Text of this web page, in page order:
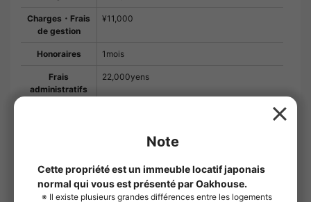
Charges・Frais
de gestion
¥11,000
Honoraires 1mois
Frais
administratifs
22,000yens
courtage
Société de
Inscription requise